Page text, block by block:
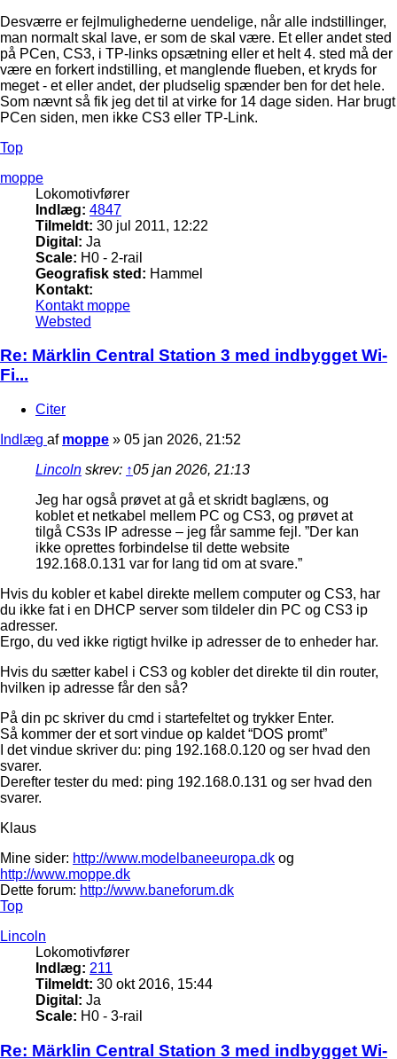
Desværre er fejlmulighederne uendelige, når alle indstillinger,
man normalt skal lave, er som de skal være. Et eller andet sted
på PCen, CS3, i TP-links opsætning eller et helt 4. sted må der
være en forkert indstilling, et manglende flueben, et kryds for
meget - et eller andet, der pludselig spænder ben for det hele.
Som nævnt så fik jeg det til at virke for 14 dage siden. Har brugt
PCen siden, men ikke CS3 eller TP-Link.
Top
moppe
Lokomotivfører
Indlæg: 4847
Tilmeldt: 30 jul 2011, 12:22
Digital: Ja
Scale: H0 - 2-rail
Geografisk sted: Hammel
Kontakt:
Kontakt moppe
Websted
Re: Märklin Central Station 3 med indbygget Wi-
Fi...
Citer
Indlæg af moppe » 05 jan 2026, 21:52
Lincoln skrev: ↑05 jan 2026, 21:13
Jeg har også prøvet at gå et skridt baglæns, og
koblet et netkabel mellem PC og CS3, og prøvet at
tilgå CS3s IP adresse – jeg får samme fejl. ”Der kan
ikke oprettes forbindelse til dette website
192.168.0.131 var for lang tid om at svare.”
Hvis du kobler et kabel direkte mellem computer og CS3, har
du ikke fat i en DHCP server som tildeler din PC og CS3 ip
adresser.
Ergo, du ved ikke rigtigt hvilke ip adresser de to enheder har.
Hvis du sætter kabel i CS3 og kobler det direkte til din router,
hvilken ip adresse får den så?
På din pc skriver du cmd i startefeltet og trykker Enter.
Så kommer der et sort vindue op kaldet “DOS promt”
I det vindue skriver du: ping 192.168.0.120 og ser hvad den
svarer.
Derefter tester du med: ping 192.168.0.131 og ser hvad den
svarer.
Klaus
Mine sider: http://www.modelbaneeuropa.dk og
http://www.moppe.dk
Dette forum: http://www.baneforum.dk
Top
Lincoln
Lokomotivfører
Indlæg: 211
Tilmeldt: 30 okt 2016, 15:44
Digital: Ja
Scale: H0 - 3-rail
Re: Märklin Central Station 3 med indbygget Wi-